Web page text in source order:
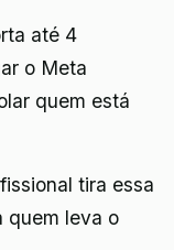
até 4
o Meta
quem está
tira essa
quem leva o